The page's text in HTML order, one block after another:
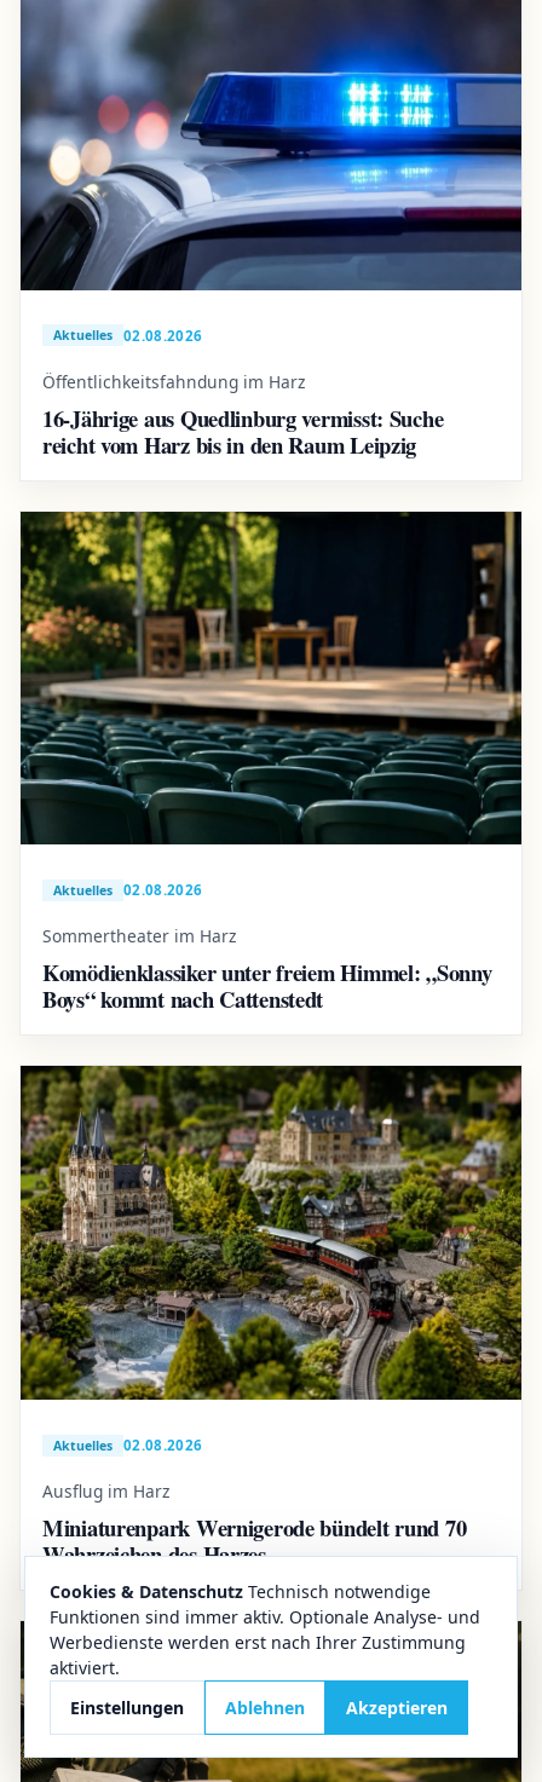
Cookies & Datenschutz Technisch notwendige
Funktionen sind immer aktiv. Optionale Analyse- und
Werbedienste werden erst nach Ihrer Zustimmung
aktiviert.
Einstellungen
Ablehnen Akzeptieren
Aktuelles 02.08.2026
Öffentlichkeitsfahndung im Harz
16-Jährige aus Quedlinburg vermisst: Suche
reicht vom Harz bis in den Raum Leipzig
Aktuelles 02.08.2026
Sommertheater im Harz
Komödienklassiker unter freiem Himmel: „Sonny
Boys“ kommt nach Cattenstedt
Aktuelles 02.08.2026
Ausflug im Harz
Miniaturenpark Wernigerode bündelt rund 70
Wahrzeichen des Harzes